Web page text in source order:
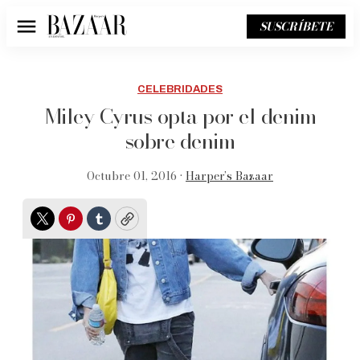
Menú SUSCRÍBETE
CELEBRIDADES
Miley Cyrus opta por el denim
sobre denim
Octubre 01, 2016 • Harper’s Bazaar
TwitterPinterest
TumblrCopy